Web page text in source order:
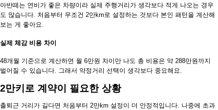
아반떼는 연비가 좋은 차량이라 실제 주행거리가 생각보다 적게 나오는 경우
도 많습니다. 처음부터 무조건 2만km로 설정하는 것보다 본인 패턴을 계산해
보는 게 좋아요.
실제 체감 비용 차이
48개월 기준으로 계산하면 월 6만원 차이만 나도 총 비용은 약 288만원까지
벌어질 수 있습니다. 그래서 약정거리 선택이 생각보다 중요해요.
2만키로 계약이 필요한 상황
출퇴근 거리가 길다면 처음부터 2만km 설정이 더 안정적입니다. 나중에 초과